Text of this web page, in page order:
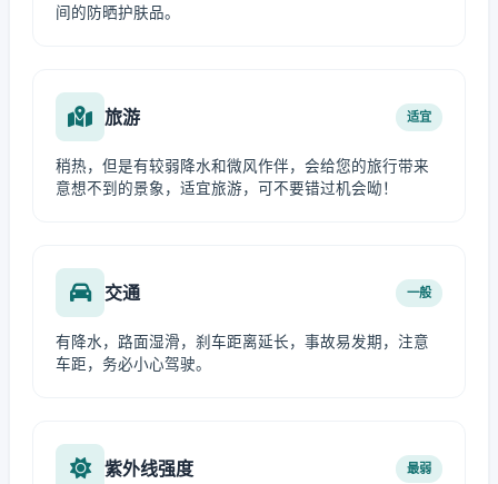
间的防晒护肤品。
旅游 适宜
稍热，但是有较弱降水和微风作伴，会给您的旅行带来
意想不到的景象，适宜旅游，可不要错过机会呦！
交通 一般
有降水，路面湿滑，刹车距离延长，事故易发期，注意
车距，务必小心驾驶。
紫外线强度 最弱